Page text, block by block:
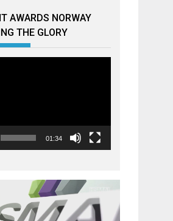
AWARDS NORWAY
THE GLORY
01:34